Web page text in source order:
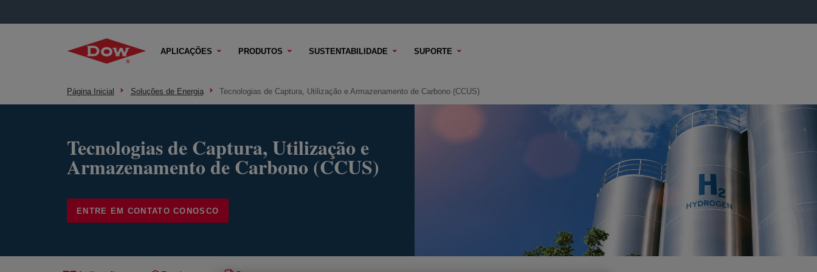
APLICAÇÕES PRODUTOS SUSTENTABILIDADE SUPORTE
Página Inicial Soluções de Energia Tecnologias de Captura, Utilização e Armazenamento de Carbono (CCUS)
Tecnologias de Captura, Utilização e
Armazenamento de Carbono (CCUS)
ENTRE EM CONTATO CONOSCO